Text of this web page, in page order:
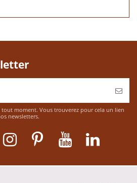
moment. Vous trouverez pour cela un lien
newsletters.